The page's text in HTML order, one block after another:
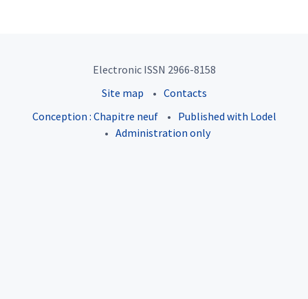
Electronic ISSN 2966-8158
Site map
Contacts
Conception : Chapitre neuf
Published with Lodel
Administration only